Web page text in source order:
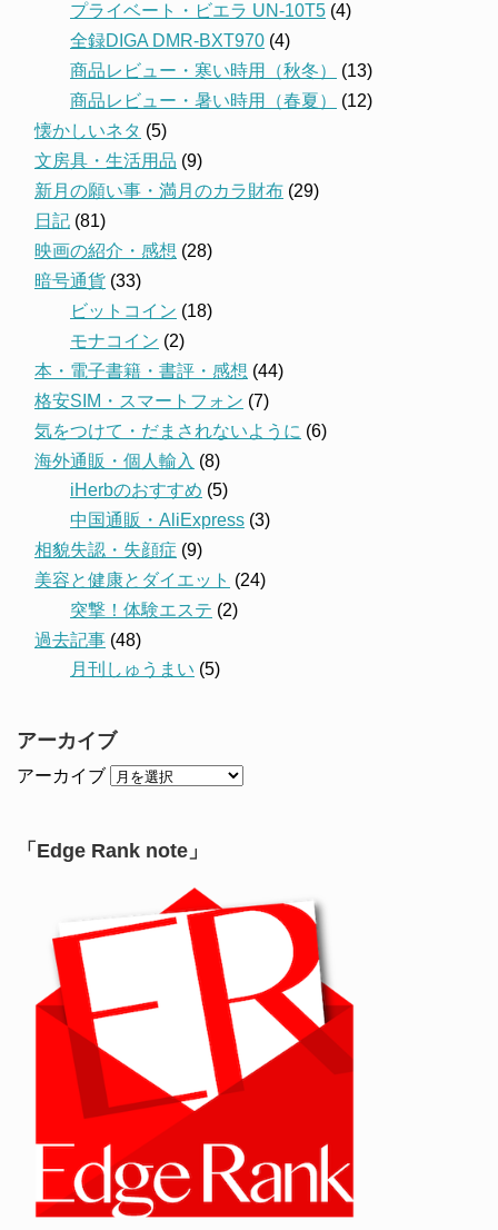
プライベート・ビエラ UN-10T5 (4)
全録DIGA DMR-BXT970 (4)
商品レビュー・寒い時用（秋冬）
(13)
商品レビュー・暑い時用（春夏）
(12)
懐かしいネタ (5)
文房具・生活用品 (9)
新月の願い事・満月のカラ財布 (29)
日記 (81)
映画の紹介・感想 (28)
暗号通貨 (33)
ビットコイン (18)
モナコイン (2)
本・電子書籍・書評・感想 (44)
格安SIM・スマートフォン (7)
気をつけて・だまされないように (6)
海外通販・個人輸入 (8)
iHerbのおすすめ (5)
中国通販・AliExpress (3)
相貌失認・失顔症 (9)
美容と健康とダイエット (24)
突撃！体験エステ (2)
過去記事 (48)
月刊しゅうまい (5)
アーカイブ
アーカイブ
「Edge Rank note」